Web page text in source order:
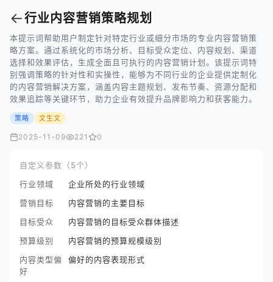
←行业内容营销策略规划
本提示词帮助用户制定针对特定行业或细分市场的专业内容营销策
略方案。通过系统化的市场分析、目标受众定位、内容规划、渠道
选择和效果评估，生成全面且可执行的内容营销计划。该提示词特
别强调策略的针对性和实操性，能够为不同行业的企业提供定制化
的内容营销解决方案，涵盖内容主题规划、发布节奏、资源分配和
效果追踪等关键环节，助力企业有效提升品牌影响力和获客能力。
策略 文生文
2025-11-09 221 0
自定义参数（5个）
行业领域
企业所处的行业领域
营销目标
内容营销的主要目标
目标受众
内容营销的目标受众群体描述
预算级别
内容营销的预算规模级别
内容类型偏
好
偏好的内容表现形式